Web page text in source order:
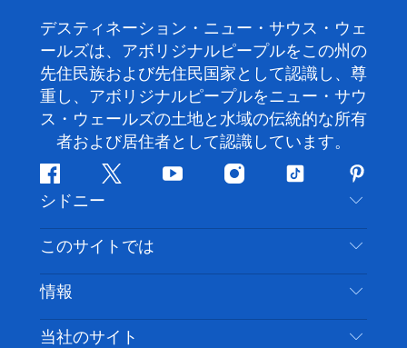
デスティネーション・ニュー・サウス・ウェ
ールズは、アボリジナルピープルをこの州の
先住民族および先住民国家として認識し、尊
重し、アボリジナルピープルをニュー・サウ
ス・ウェールズの土地と水域の伝統的な所有
者および居住者として認識しています。
フ
ェ
イ
ス
ブ
ッ
ク
ツ
ッ
タ
ー
ユ
チ
ー
イ
ス
グ
ム
テ
ッ
ト
ク
ピ
ン
タ
レ
ス
ト
シドニー
お問い合わせ
免責事項
クッキーに関する通知
このサイトでは
目的地
やるべきこと
情報
旅行情報
当社のサイト